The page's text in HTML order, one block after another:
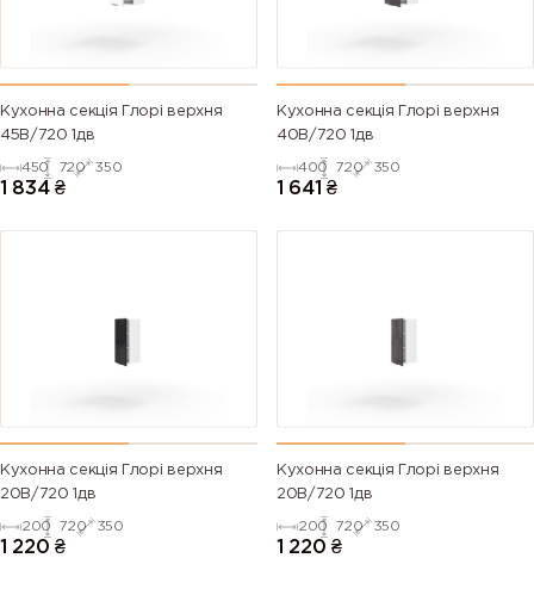
Кухонна секція Глорі верхня
45В/720 1дв
450 720 350
1 834 ₴
Кухонна секція Глорі верхня
40В/720 1дв
400 720 350
1 641 ₴
Кухонна секція Глорі верхня
20В/720 1дв
200 720 350
1 220 ₴
Кухонна секція Глорі верхня
20В/720 1дв
200 720 350
1 220 ₴